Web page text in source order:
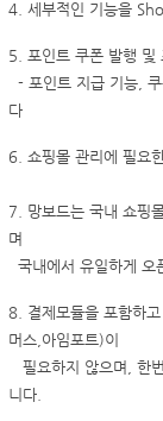
4. 세부적인 기능을
5. 포인트 쿠폰 발행 및
- 포인트 지급 기능,
다
6. 쇼핑몰 관리에 필요
7. 망보드는 국내 쇼핑
며
국내에서 유일하게 오
8. 결제모듈을 포함하
머스,아임포트)이
필요하지 않으며, 한
니다.